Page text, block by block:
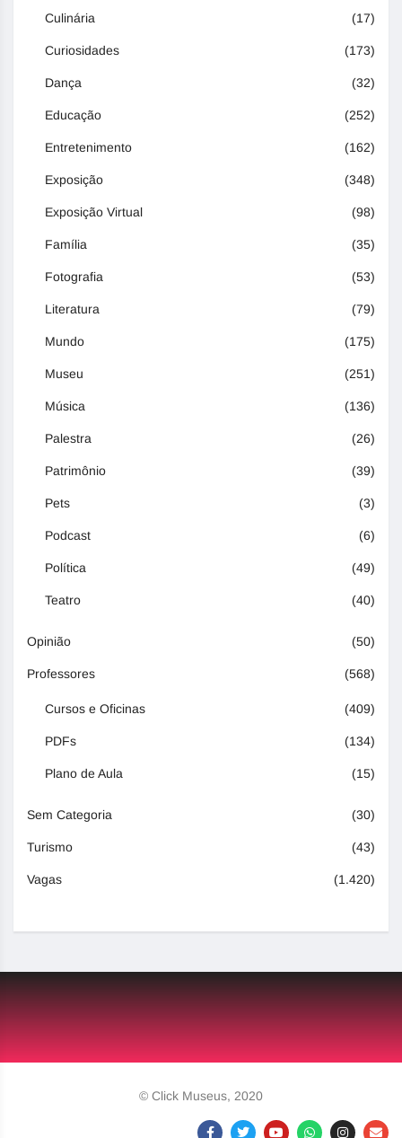
Culinária (17)
Curiosidades (173)
Dança (32)
Educação (252)
Entretenimento (162)
Exposição (348)
Exposição Virtual (98)
Família (35)
Fotografia (53)
Literatura (79)
Mundo (175)
Museu (251)
Música (136)
Palestra (26)
Patrimônio (39)
Pets (3)
Podcast (6)
Política (49)
Teatro (40)
Opinião (50)
Professores (568)
Cursos e Oficinas (409)
PDFs (134)
Plano de Aula (15)
Sem Categoria (30)
Turismo (43)
Vagas (1.420)
© Click Museus, 2020